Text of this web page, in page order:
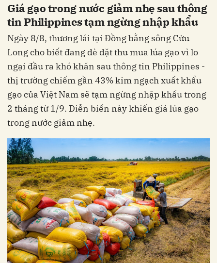
Giá gạo trong nước giảm nhẹ sau thông
tin Philippines tạm ngừng nhập khẩu
Ngày 8/8, thương lái tại Đồng bằng sông Cửu
Long cho biết đang dè dặt thu mua lúa gạo vì lo
ngại đầu ra khó khăn sau thông tin Philippines -
thị trường chiếm gần 43% kim ngạch xuất khẩu
gạo của Việt Nam sẽ tạm ngừng nhập khẩu trong
2 tháng từ 1/9. Diễn biến này khiến giá lúa gạo
trong nước giảm nhẹ.